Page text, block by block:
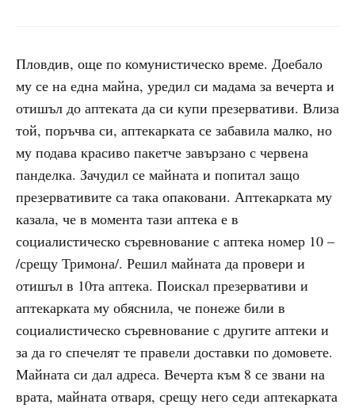
Пловдив, още по комунистическо време. Доебало
му се на една майна, уредил си мадама за вечерта и
отишъл до аптеката да си купи презервативи. Влиза
той, поръчва си, аптекарката се забавила малко, но
му подава красиво пакетче завързано с червена
панделка. Зачудил се майната и попитал защо
презервативите са така опаковани. Аптекарката му
казала, че в момента тази аптека е в
социалистическо съревнование с аптека номер 10 –
/срещу Тримона/. Решил майната да провери и
отишъл в 10та аптека. Поискал презервативи и
аптекарката му обяснила, че понеже били в
социалистическо съревнование с другите аптеки и
за да го спечелят те правели доставки по домовете.
Майната си дал адреса. Вечерта към 8 се звани на
врата, майната отваря, срещу него седи аптекарката